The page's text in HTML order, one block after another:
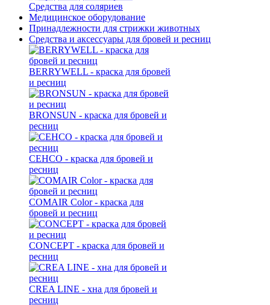
Средства для соляриев
Медицинское оборудование
Принадлежности для стрижки животных
Средства и аксессуары для бровей и ресниц
BERRYWELL - краска для бровей
и ресниц
BRONSUN - краска для бровей и
ресниц
CEHCO - краска для бровей и
ресниц
COMAIR Color - краска для
бровей и ресниц
CONCEPT - краска для бровей и
ресниц
CREA LINE - хна для бровей и
ресниц